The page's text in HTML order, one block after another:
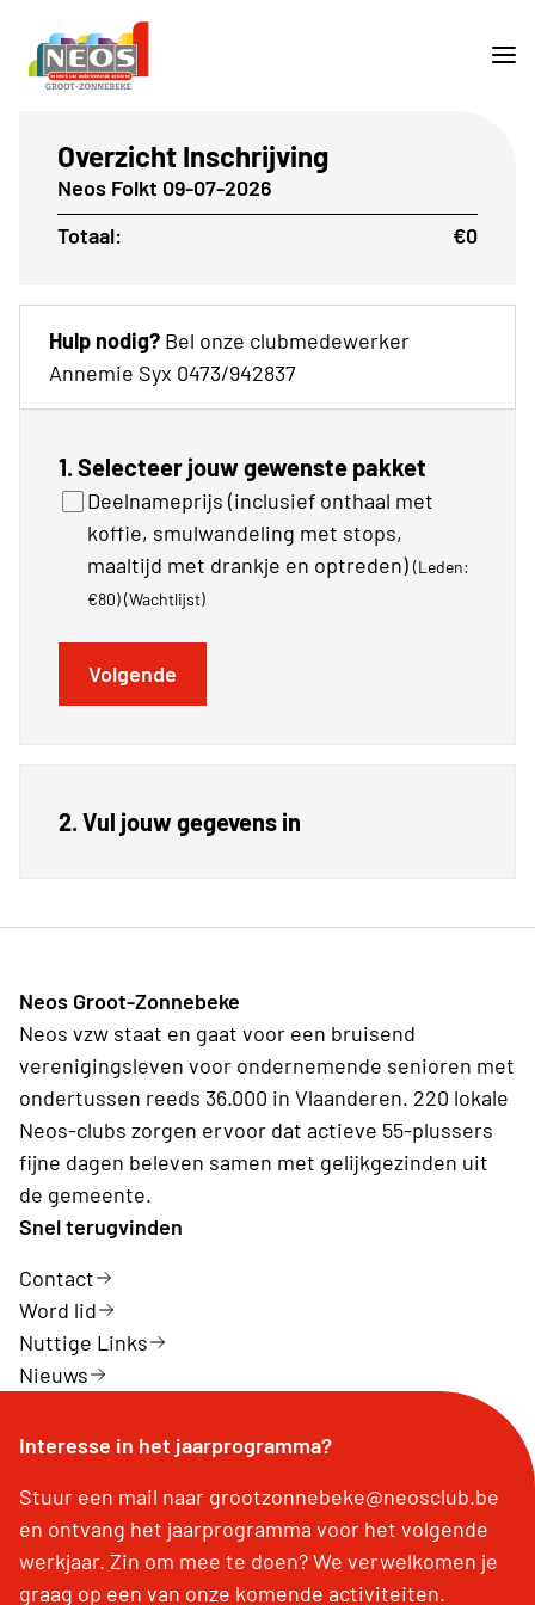
1. Selecteer jouw gewenste pakket
Deelnameprijs (inclusief onthaal met
koffie, smulwandeling met stops,
maaltijd met drankje en optreden) (Leden:
€80)(Wachtlijst)
Volgende
2. Vul jouw gegevens in
Overzicht Inschrijving
Neos Folkt 09-07-2026
Totaal:
€0
Hulp nodig? Bel onze clubmedewerker
Annemie Syx 0473/942837
Neos Groot-Zonnebeke
Neos vzw staat en gaat voor een bruisend
verenigingsleven voor ondernemende senioren met
ondertussen reeds 36.000 in Vlaanderen. 220 lokale
Neos-clubs zorgen ervoor dat actieve 55-plussers
fijne dagen beleven samen met gelijkgezinden uit
de gemeente.
Snel terugvinden
Contact
Word lid
Nuttige Links
Nieuws
Interesse in het jaarprogramma?
Stuur een mail naar grootzonnebeke@neosclub.be
en ontvang het jaarprogramma voor het volgende
werkjaar. Zin om mee te doen? We verwelkomen je
graag op een van onze komende activiteiten.